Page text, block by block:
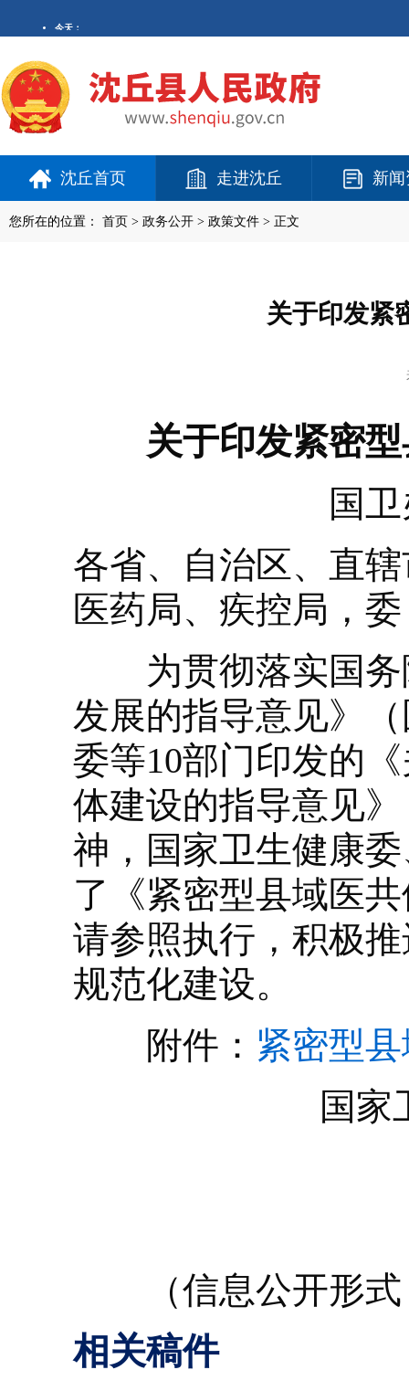
沈丘首页 走进沈丘 新
您所在的位置： 首页 > 政务公开 > 政策文件 > 正文
关于印发紧
关于印发紧密
国
各省、自治区、直
医药局、疾控局，
为贯彻落实国务
发展的指导意见》
委等10部门印发的
体建设的指导意见
神，国家卫生健康
了《紧密型县域医
请参照执行，积极
规范化建设。
附件： 紧密型
国家卫
（信息公开形式
相关稿件